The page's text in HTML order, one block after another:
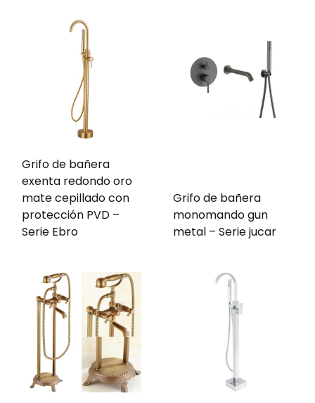
Grifo de bañera
exenta redondo oro
mate cepillado con
protección PVD –
Serie Ebro
Grifo de bañera
monomando gun
metal – Serie jucar